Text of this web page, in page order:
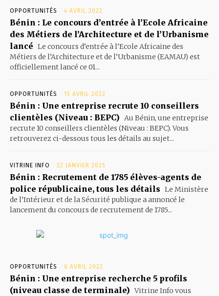
OPPORTUNITÉS 4 AVRIL 2022
Bénin : Le concours d’entrée à l’Ecole Africaine
des Métiers de l’Architecture et de l’Urbanisme
lancé Le concours d’entrée à l’Ecole Africaine des
Métiers de l’Architecture et de l’Urbanisme (EAMAU) est
officiellement lancé ce 01...
OPPORTUNITÉS 15 AVRIL 2022
Bénin : Une entreprise recrute 10 conseillers
clientèles (Niveau : BEPC) Au Bénin, une entreprise
recrute 10 conseillers clientèles (Niveau : BEPC). Vous
retrouverez ci-dessous tous les détails au sujet...
VITRINE INFO 22 JANVIER 2025
Bénin : Recrutement de 1785 élèves-agents de
police républicaine, tous les détails Le Ministère
de l’Intérieur et de la Sécurité publique a annoncé le
lancement du concours de recrutement de 1785...
OPPORTUNITÉS 6 AVRIL 2022
Bénin : Une entreprise recherche 5 profils
(niveau classe de terminale) Vitrine Info vous